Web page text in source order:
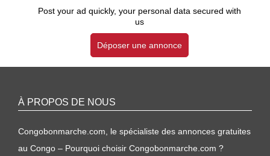
Post your ad quickly, your personal data secured with
us
Déposer une annonce
À PROPOS DE NOUS
Congobonmarche.com, le spécialiste des annonces gratuites
au Congo – Pourquoi choisir Congobonmarche.com ?